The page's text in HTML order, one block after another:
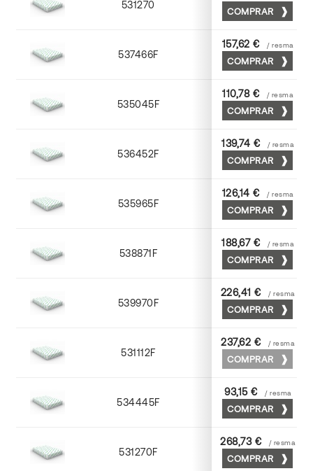
531270 70 x 100
COMPRAR
537466F 65 x 90
157,62 € / resma
COMPRAR
535045F 45 x 64
110,78 € / resma
COMPRAR
536452F 52 x 70
139,74 € / resma
COMPRAR
535965F 65 x 90
126,14 € / resma
COMPRAR
538871F 70 x 100
188,67 € / resma
COMPRAR
539970F 70 x 100
226,41 € / resma
COMPRAR
531112F 72 x 102
237,62 € / resma
COMPRAR
534445F 45 x 64
93,15 € / resma
COMPRAR
531270F 70 x 100
268,73 € / resma
COMPRAR